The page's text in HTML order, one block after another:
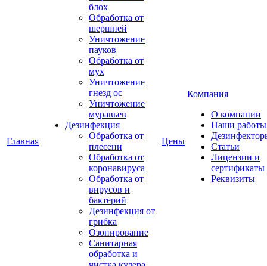
Главная
блох
Обработка от
шершней
Уничтожение
пауков
Обработка от
мух
Уничтожение
гнезд ос
Уничтожение
муравьев
Дезинфекция
Обработка от
плесени
Обработка от
коронавируса
Обработка от
вирусов и
бактерий
Дезинфекция от
грибка
Озонирование
Санитарная
обработка и
Цены
Компания
О компании
Наши работы
Статьи
Лицензии и
сертификаты
Реквизиты